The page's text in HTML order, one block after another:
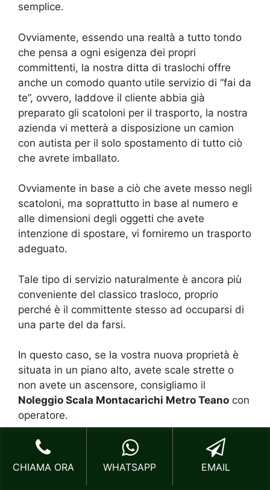
semplice.
Ovviamente, essendo una realtà a tutto tondo
che pensa a ogni esigenza dei propri
committenti, la nostra ditta di traslochi offre
anche un comodo quanto utile servizio di “fai da
te”, ovvero, laddove il cliente abbia già
preparato gli scatoloni per il trasporto, la nostra
azienda vi metterà a disposizione un camion
con autista per il solo spostamento di tutto ciò
che avrete imballato.
Ovviamente in base a ciò che avete messo negli
scatoloni, ma soprattutto in base al numero e
alle dimensioni degli oggetti che avete
intenzione di spostare, vi forniremo un trasporto
adeguato.
Tale tipo di servizio naturalmente è ancora più
conveniente del classico trasloco, proprio
perché è il committente stesso ad occuparsi di
una parte del da farsi.
In questo caso, se la vostra nuova proprietà è
situata in un piano alto, avete scale strette o
non avete un ascensore, consigliamo il
Noleggio Scala Montacarichi Metro Teano con
operatore.
Così facendo tutta la vostra mobilia potrà
entrare in casa vostra senza problemi.
CHIAMA ORA WHATSAPP EMAIL